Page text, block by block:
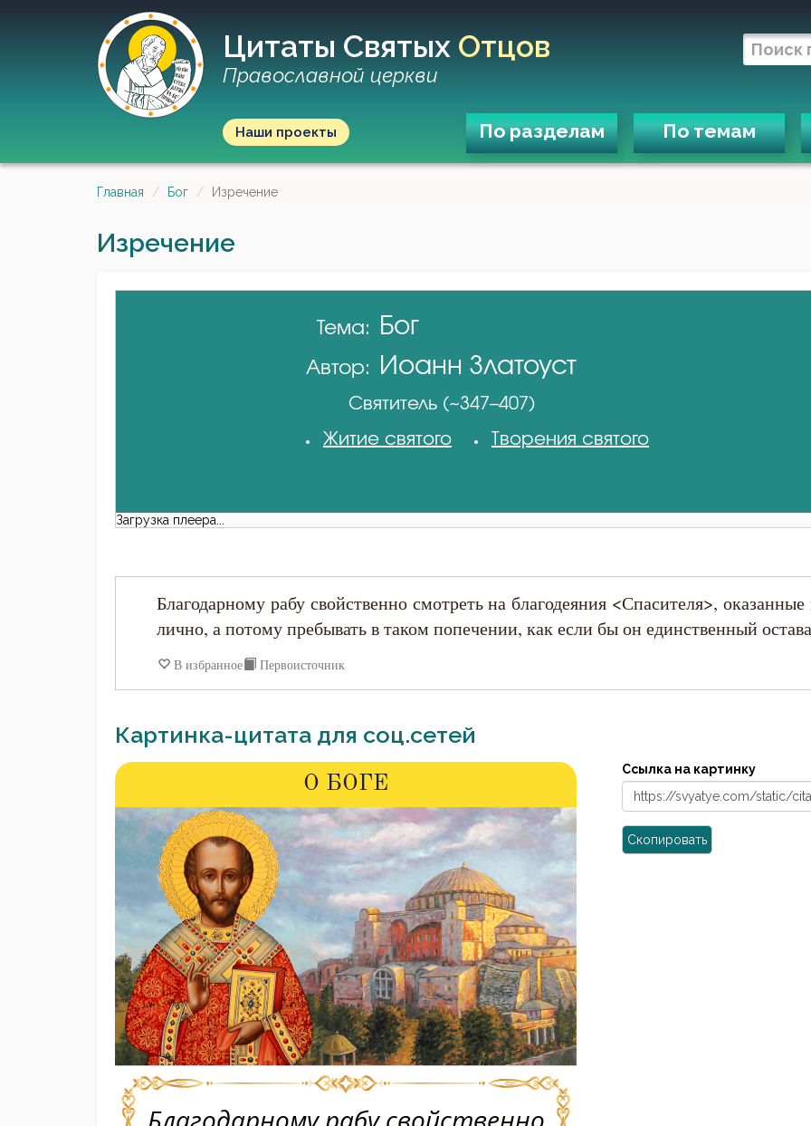
Цитаты Святых Отцов
Православной церкви
Наши проекты По разделам По темам
Главная Бог Изречение
Изречение
Тема: Бог
Автор: Иоанн Златоуст
Святитель (~347–407)
Житие святого
Творения святого
Загрузка плеера...
Благодарному рабу свойственно смотреть на благодеяния <Спасителя>,
лично, а потому пребывать в таком попечении, как если бы он единственный
В избранное Первоисточник
Картинка-цитата для соц.сетей
Ссылка на картинку
Скопировать